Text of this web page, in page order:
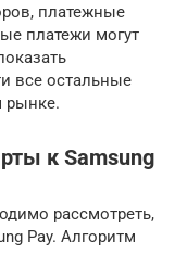
платежные
платежи могут
все остальные
рынке.
к Samsung
рассмотреть,
Pay. Алгоритм